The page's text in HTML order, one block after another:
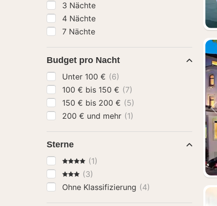
3 Nächte
4 Nächte
7 Nächte
Budget pro Nacht
Unter 100 € (6)
100 € bis 150 € (7)
150 € bis 200 € (5)
200 € und mehr (1)
Sterne
4 Sterne(1)
3 Sterne
(3)
Ohne Klassifizierung (4)